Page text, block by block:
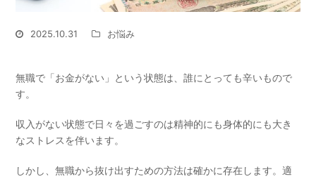
2025.10.31 お悩み
無職で「お金がない」という状態は、誰にとっても辛いもので
す。
収入がない状態で日々を過ごすのは精神的にも身体的にも大き
なストレスを伴います。
しかし、無職から抜け出すための方法は確かに存在します。適